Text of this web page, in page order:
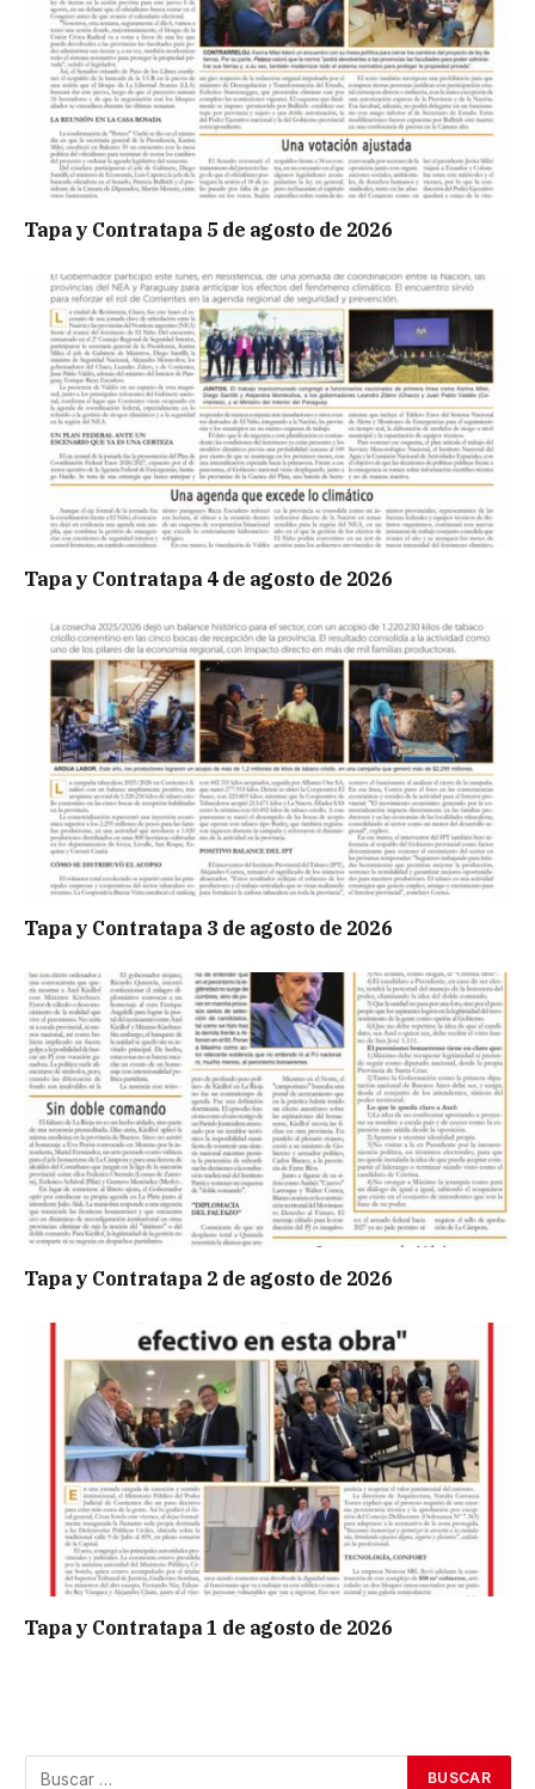
Tapa y Contratapa 5 de agosto de 2026
Tapa y Contratapa 4 de agosto de 2026
Tapa y Contratapa 3 de agosto de 2026
Tapa y Contratapa 2 de agosto de 2026
Tapa y Contratapa 1 de agosto de 2026